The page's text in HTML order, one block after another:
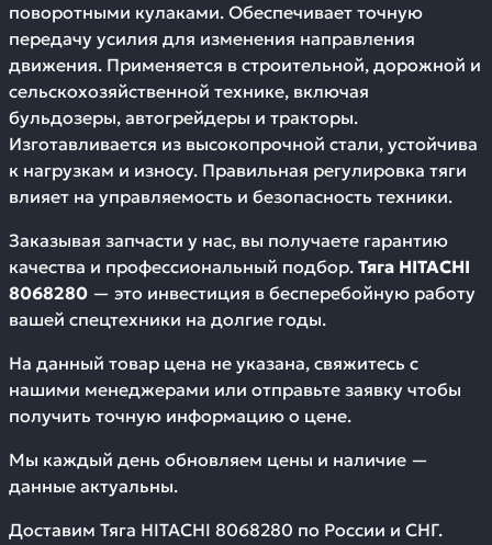
поворотными кулаками. Обеспечивает точную
передачу усилия для изменения направления
движения. Применяется в строительной, дорожной и
сельскохозяйственной технике, включая
бульдозеры, автогрейдеры и тракторы.
Изготавливается из высокопрочной стали, устойчива
к нагрузкам и износу. Правильная регулировка тяги
влияет на управляемость и безопасность техники.
Заказывая запчасти у нас, вы получаете гарантию
качества и профессиональный подбор. Тяга HITACHI
8068280 — это инвестиция в бесперебойную работу
вашей спецтехники на долгие годы.
На данный товар цена не указана, свяжитесь с
нашими менеджерами или отправьте заявку чтобы
получить точную информацию о цене.
Мы каждый день обновляем цены и наличие —
данные актуальны.
Доставим Тяга HITACHI 8068280 по России и СНГ.